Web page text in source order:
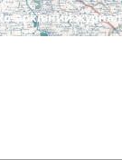
архівний журнал